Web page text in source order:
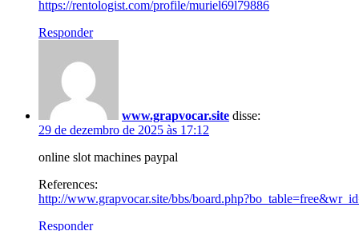
https://rentologist.com/profile/muriel69l79886
Responder
www.grapvocar.site disse:
29 de dezembro de 2025 às 17:12
online slot machines paypal
References:
http://www.grapvocar.site/bbs/
Responder